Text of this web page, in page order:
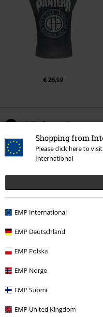
Shopping from
Please click here to
International
EMP International
EMP Deutschland
EMP Polska
EMP Norge
EMP Suomi
EMP United Kingdom
€ 26,99
0 Hodnotení
Podeľte sa o váš názor
Naposledy navštívené